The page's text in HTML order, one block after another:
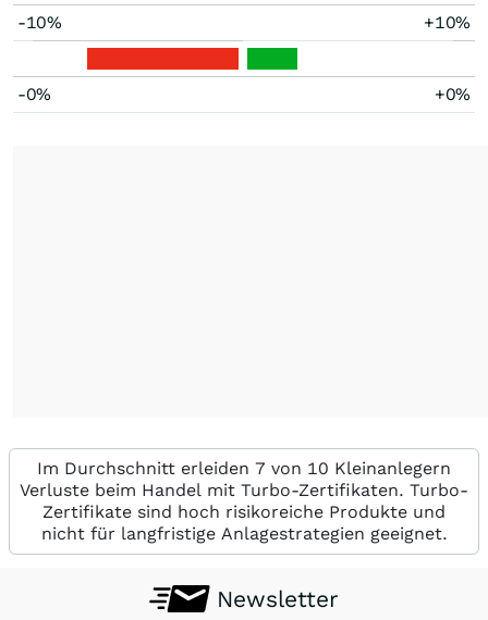
-10% +10%
-0% +0%
Im Durchschnitt erleiden 7 von 10 Kleinanlegern
Verluste beim Handel mit Turbo-Zertifikaten. Turbo-
Zertifikate sind hoch risikoreiche Produkte und
nicht für langfristige Anlagestrategien geeignet.
Newsletter